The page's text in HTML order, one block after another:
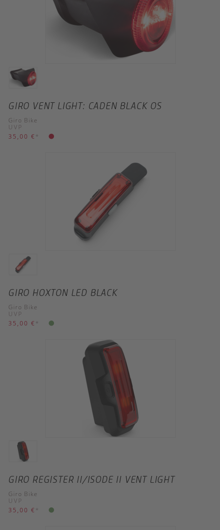
GIRO VENT LIGHT: CADEN BLACK OS
Giro Bike
UVP
35,00 € *
GIRO HOXTON LED BLACK
Giro Bike
UVP
35,00 € *
GIRO REGISTER II/ISODE II VENT LIGHT
Giro Bike
UVP
35,00 € *